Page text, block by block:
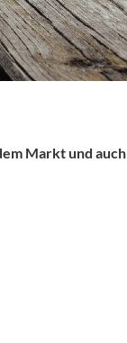
Markt und auch